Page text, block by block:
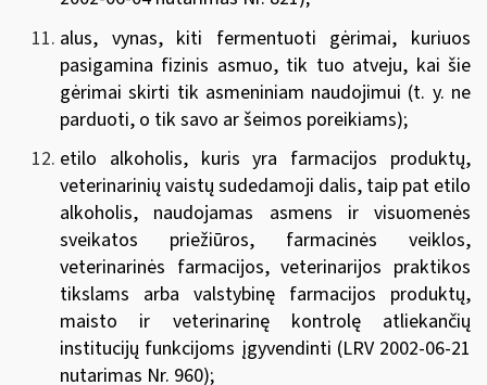
alus, vynas, kiti fermentuoti gėrimai, kuriuos
pasigamina fizinis asmuo, tik tuo atveju, kai šie
gėrimai skirti tik asmeniniam naudojimui (t. y. ne
parduoti, o tik savo ar šeimos poreikiams);
etilo alkoholis, kuris yra farmacijos produktų,
veterinarinių vaistų sudedamoji dalis, taip pat etilo
alkoholis, naudojamas asmens ir visuomenės
sveikatos priežiūros, farmacinės veiklos,
veterinarinės farmacijos, veterinarijos praktikos
tikslams arba valstybinę farmacijos produktų,
maisto ir veterinarinę kontrolę atliekančių
institucijų funkcijoms įgyvendinti (LRV 2002-06-21
nutarimas Nr. 960);